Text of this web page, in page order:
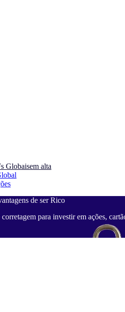
Globaisem alta
de ser Rico
para investir em ações,